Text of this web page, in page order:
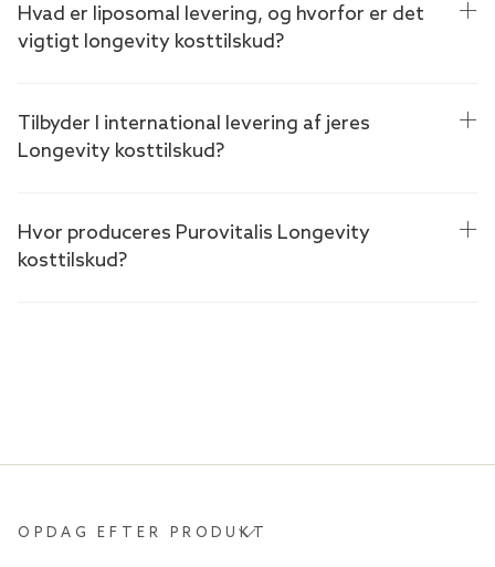
Hvad er liposomal levering, og hvorfor er det
vigtigt longevity kosttilskud?
Tilbyder I international levering af jeres
Longevity kosttilskud?
Hvor produceres Purovitalis Longevity
kosttilskud?
OPDAG EFTER PRODUKT